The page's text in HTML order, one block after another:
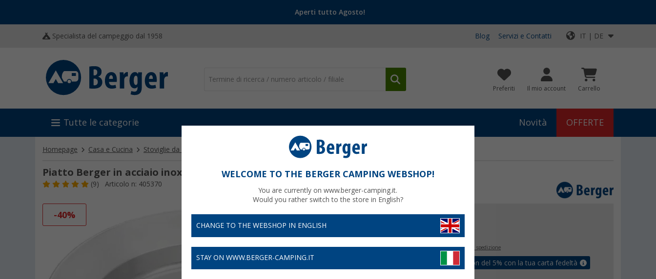
Aperti tutto Agosto!
Specialista del campeggio dal 1958 Blog Servizi e Contatti IT | DE
Preferiti Il mio account Carrello
Tutte le categorie Novità OFFERTE
Homepage Casa e Cucina Stoviglie da campeggio Piatto Berger in acciaio inox Ø 22,5 cm
Piatto Berger in acciaio inox Ø 22,5 cm
(9) Articolo n: 405370
-40% PVP9, €
€
Prezzi IVA inclusa+ Spese di spedizione
Assicurati un coupon del 5% con la tua carta fedeltà
WELCOME TO THE BERGER CAMPING WEBSHOP!
You are currently on www.berger-camping.it.
Would you rather switch to the store in English?
CHANGE TO THE WEBSHOP IN ENGLISH
STAY ON WWW.BERGER-CAMPING.IT